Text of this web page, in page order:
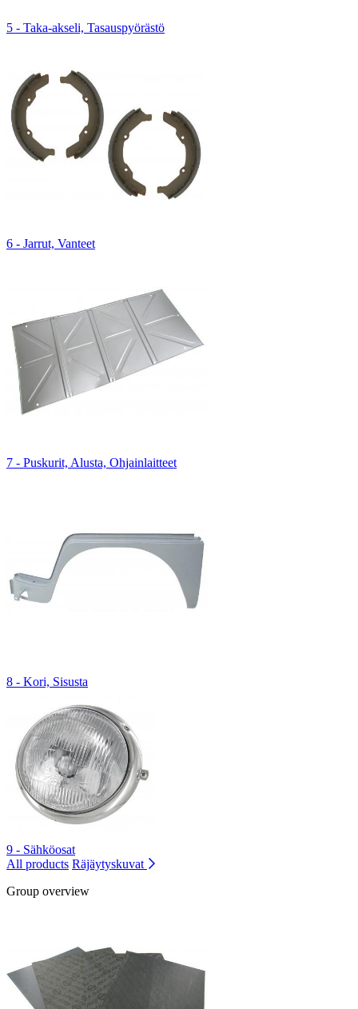
5 - Taka-akseli, Tasauspyörästö
6 - Jarrut, Vanteet
7 - Puskurit, Alusta, Ohjainlaitteet
8 - Kori, Sisusta
9 - Sähköosat
All products Räjäytyskuvat
Group overview